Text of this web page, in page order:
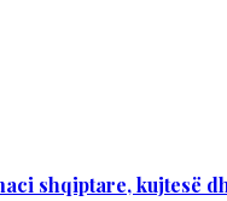
shqiptare, kujtesë